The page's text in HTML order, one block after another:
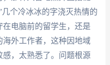
个冷冰冰的字浇灭热情的
电脑前的留学生，还是
外工作者，这种因地域
感，太熟悉了。问题根源